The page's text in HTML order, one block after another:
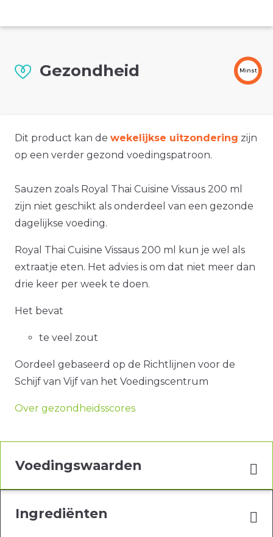
Gezondheid Minst
Dit product kan de wekelijkse uitzondering zijn
op een verder gezond voedingspatroon.
Sauzen zoals Royal Thai Cuisine Vissaus 200 ml
zijn niet geschikt als onderdeel van een gezonde
dagelijkse voeding.
Royal Thai Cuisine Vissaus 200 ml kun je wel als
extraatje eten. Het advies is om dat niet meer dan
drie keer per week te doen.
Het bevat
te veel zout
Oordeel gebaseerd op de Richtlijnen voor de
Schijf van Vijf van het Voedingscentrum
Over gezondheidsscores
Voedingswaarden
Ingrediënten